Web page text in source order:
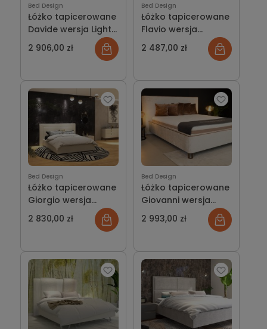
Bed Design
Łóżko tapicerowane
Davide wersja Light z
pojemnikiem lub bez
2 906,00 zł
Bed Design
Łóżko tapicerowane
Flavio wersja
ramowa z
pojemnikiem lub bez
2 487,00 zł
Bed Design
Łóżko tapicerowane
Giorgio wersja
ramowa z
pojemnikiem lub bez
2 830,00 zł
Bed Design
Łóżko tapicerowane
Giovanni wersja
ramowa z
pojemnikiem lub bez
2 993,00 zł